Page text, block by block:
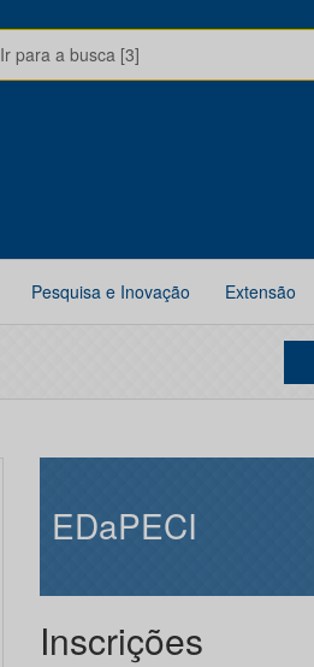
Ir para a busca [3]
Pesquisa e Inovação Extensão
EDaPECI
Inscrições